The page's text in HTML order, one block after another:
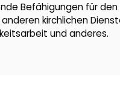
Befähigungen für den
kirchlichen
und anderes.